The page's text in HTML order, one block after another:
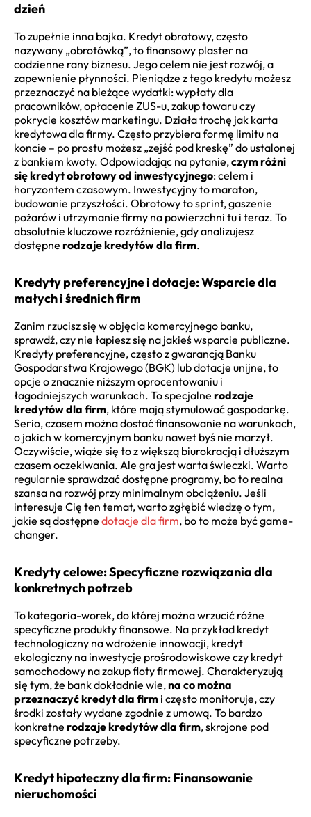
dzień
To zupełnie inna bajka. Kredyt obrotowy, często
nazywany „obrotówką”, to finansowy plaster na
codzienne rany biznesu. Jego celem nie jest rozwój, a
zapewnienie płynności. Pieniądze z tego kredytu możesz
przeznaczyć na bieżące wydatki: wypłaty dla
pracowników, opłacenie ZUS-u, zakup towaru czy
pokrycie kosztów marketingu. Działa trochę jak karta
kredytowa dla firmy. Często przybiera formę limitu na
koncie – po prostu możesz „zejść pod kreskę” do ustalonej
z bankiem kwoty. Odpowiadając na pytanie,czym różni
się kredyt obrotowy od inwestycyjnego: celem i
horyzontem czasowym. Inwestycyjny to maraton,
budowanie przyszłości. Obrotowy to sprint, gaszenie
pożarów i utrzymanie firmy na powierzchni tu i teraz. To
absolutnie kluczowe rozróżnienie, gdy analizujesz
dostępne rodzaje kredytów dla firm.
Kredyty preferencyjne i dotacje: Wsparcie dla
małych i średnich firm
Zanim rzucisz się w objęcia komercyjnego banku,
sprawdź, czy nie łapiesz się na jakieś wsparcie publiczne.
Kredyty preferencyjne, często z gwarancją Banku
Gospodarstwa Krajowego (BGK) lub dotacje unijne, to
opcje o znacznie niższym oprocentowaniu i
łagodniejszych warunkach. To specjalne rodzaje
kredytów dla firm, które mają stymulować gospodarkę.
Serio, czasem można dostać finansowanie na warunkach,
o jakich w komercyjnym banku nawet byś nie marzył.
Oczywiście, wiąże się to z większą biurokracją i dłuższym
czasem oczekiwania. Ale gra jest warta świeczki. Warto
regularnie sprawdzać dostępne programy, bo to realna
szansa na rozwój przy minimalnym obciążeniu. Jeśli
interesuje Cię ten temat, warto zgłębić wiedzę o tym,
jakie są dostępne dotacje dla firm, bo to może być game-
changer.
Kredyty celowe: Specyficzne rozwiązania dla
konkretnych potrzeb
To kategoria-worek, do której można wrzucić różne
specyficzne produkty finansowe. Na przykład kredyt
technologiczny na wdrożenie innowacji, kredyt
ekologiczny na inwestycje prośrodowiskowe czy kredyt
samochodowy na zakup floty firmowej. Charakteryzują
się tym, że bank dokładnie wie,na co można
przeznaczyć kredyt dla firm i często monitoruje, czy
środki zostały wydane zgodnie z umową. To bardzo
konkretne rodzaje kredytów dla firm, skrojone pod
specyficzne potrzeby.
Kredyt hipoteczny dla firm: Finansowanie
nieruchomości